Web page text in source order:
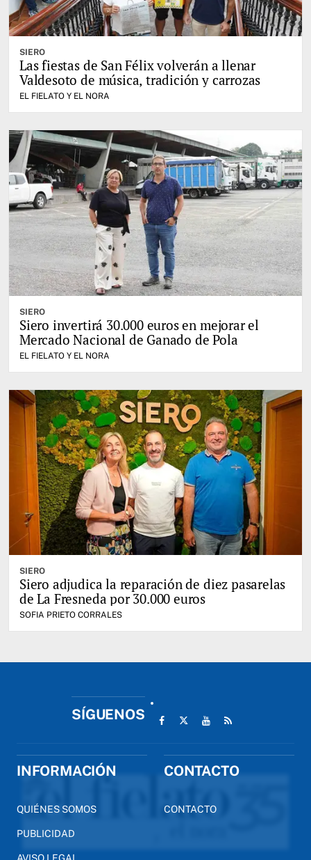
SIERO
Las fiestas de San Félix volverán a llenar
Valdesoto de música, tradición y carrozas
EL FIELATO Y EL NORA
SIERO
Siero invertirá 30.000 euros en mejorar el
Mercado Nacional de Ganado de Pola
EL FIELATO Y EL NORA
SIERO
Siero adjudica la reparación de diez pasarelas
de La Fresneda por 30.000 euros
SOFIA PRIETO CORRALES
SÍGUENOS
INFORMACIÓN
QUIÉNES SOMOS
PUBLICIDAD
CONTACTO
CONTACTO